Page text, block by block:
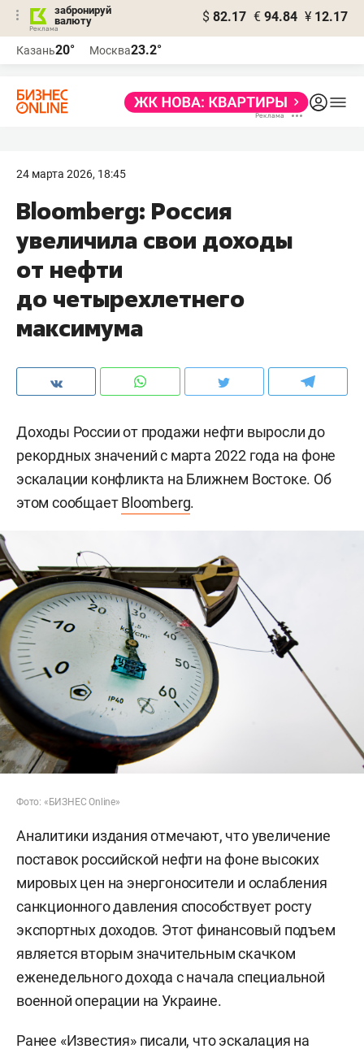
забронируй
валюту
$ 82.17 € 94.84 ¥ 12.17
Казань20° Москва23.2°
24 марта 2026, 18:45
Bloomberg: Россия
увеличила свои доходы
от нефти
до четырехлетнего
максимума
Доходы России от продажи нефти выросли до
рекордных значений с марта 2022 года на фоне
эскалации конфликта на Ближнем Востоке. Об
этом сообщаетBloomberg.
Фото: «БИЗНЕС Online»
Аналитики издания отмечают, что увеличение
поставок российской нефти на фоне высоких
мировых цен на энергоносители и ослабления
санкционного давления способствует росту
экспортных доходов. Этот финансовый подъем
является вторым значительным скачком
еженедельного дохода с начала специальной
военной операции на Украине.
Ранее «Известия» писали, что эскалация на